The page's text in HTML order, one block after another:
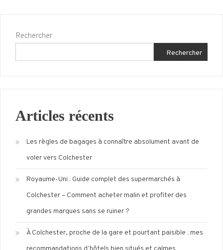
Rechercher
Rechercher
Articles récents
Les règles de bagages à connaître absolument avant de
voler vers Colchester
Royaume-Uni : Guide complet des supermarchés à
Colchester – Comment acheter malin et profiter des
grandes marques sans se ruiner ?
À Colchester, proche de la gare et pourtant paisible : mes